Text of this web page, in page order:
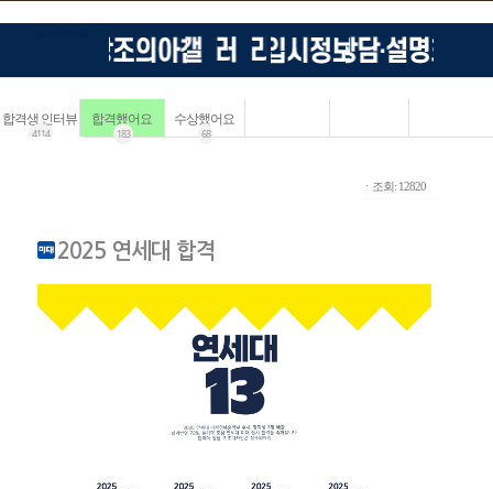
합격생 인터뷰
4114
합격했어요
183
수상했어요
68
ㆍ조회: 12820
2025 연세대 합격